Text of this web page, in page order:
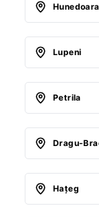
Hunedoara
Lupeni
Petrila
Dragu-
Haţeg